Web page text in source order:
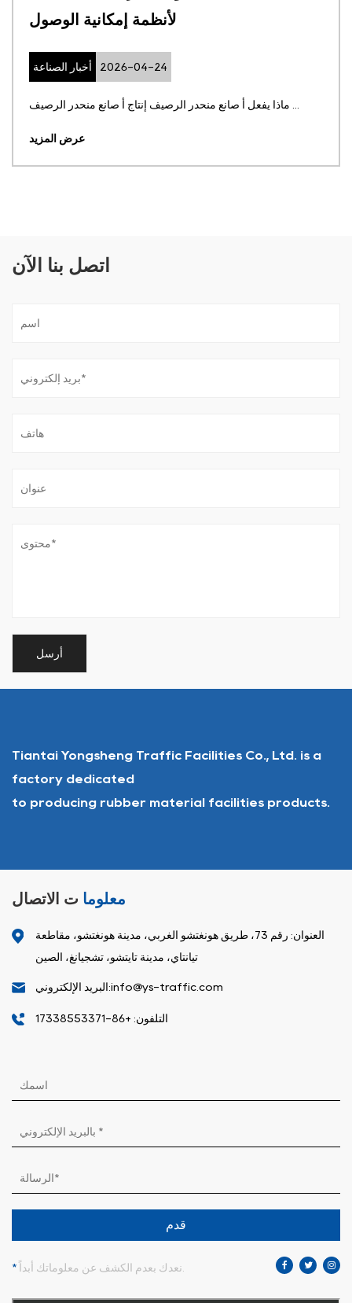
لأنظمة إمكانية الوصول
أخبار الصناعة 2026-04-24
عرض المزيد
اتصل بنا الآن
Tiantai Yongsheng Traffic Facilities Co., Ltd. is a
factory dedicated
to producing rubber material facilities products.
معلوما ت الاتصال
العنوان: رقم 73، طريق هونغتشو الغربي، مدينة هونغتشو، مقاطعة
تيانتاي، مدينة تايتشو، تشجيانغ، الصين
البريد الإلكتروني:info@ys-traffic.com
التلفون: +86-17338553371
قدم
*